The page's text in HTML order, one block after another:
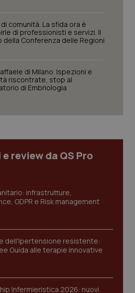
comunità. La sfida ora è
di professionisti e servizi. Il
della Conferenza delle Regioni
di Milano. Ispezioni e
riscontrate, stop al
di Embriologia
review da QS Pro
infrastrutture,
GDPR e Risk management
dell'Ipertensione resistente:
Guida alle terapie innovative
Infermieristica 2026: nuovi
Statistici Marketing
contribuiscono a rendere fruibile il
funzionalità di base quali la
e l'accesso alle aree
sito web non è in grado di
senza questi cookie.
Fornitore